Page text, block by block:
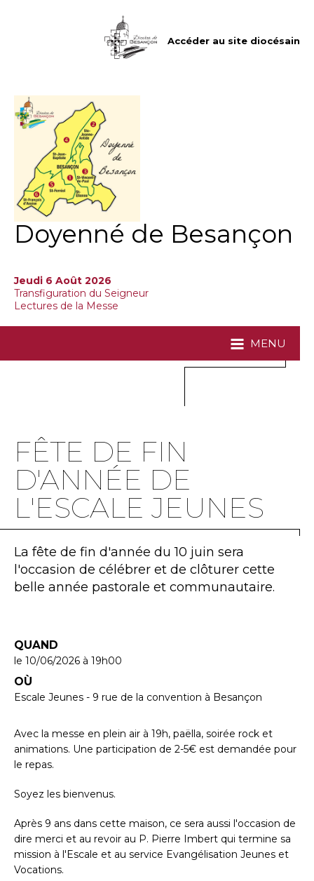
Accéder au site diocésain
Doyenné de Besançon
Jeudi 6 Août 2026
Transfiguration du Seigneur
Lectures de la Messe
MENU
FÊTE DE FIN
D'ANNÉE DE
L'ESCALE JEUNES
La fête de fin d'année du 10 juin sera
l'occasion de célébrer et de clôturer cette
belle année pastorale et communautaire.
QUAND
le 10/06/2026 à 19h00
OÙ
Escale Jeunes - 9 rue de la convention à Besançon
Avec la messe en plein air à 19h, paëlla, soirée rock et
animations. Une participation de 2-5€ est demandée pour
le repas.
Soyez les bienvenus.
Après 9 ans dans cette maison, ce sera aussi l'occasion de
dire merci et au revoir au P. Pierre Imbert qui termine sa
mission à l'Escale et au service Evangélisation Jeunes et
Vocations.